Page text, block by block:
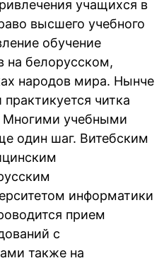
учащихся в
высшего учебного
обучение
на белорусском,
народов мира. Нынче
читка
Многими учебными
один шаг. Витебским
информатики
прием
с
также на